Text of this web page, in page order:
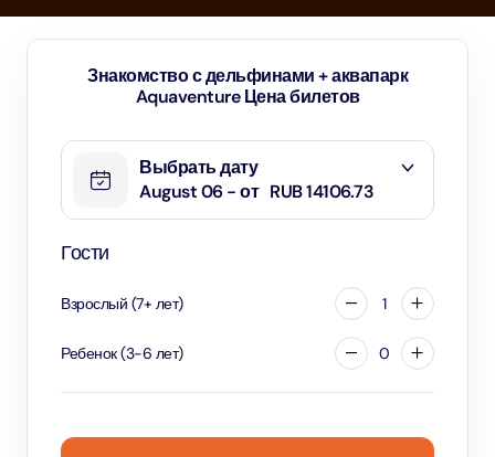
Знакомство с дельфинами + аквапарк
Aquaventure Цена билетов
Выбрать дату
August 06 - от RUB 14106.73
Гости
Взрослый (7+ лет) 1
Ребенок(3-6 лет) 0